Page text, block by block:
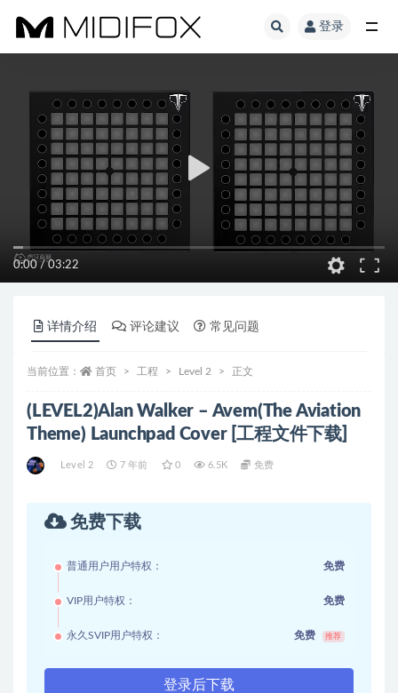
登录
0:00/03:22
详情介绍 评论建议 常见问题
当前位置： 首页 工程 Level 2 正文
(LEVEL2)Alan Walker – Avem(The Aviation
Theme) Launchpad Cover [工程文件下载]
Level 2 7 年前 0 6.5K 免费
免费下载
普通用户用户特权： 免费
VIP用户特权： 免费
永久SVIP用户特权： 免费 推荐
登录后下载